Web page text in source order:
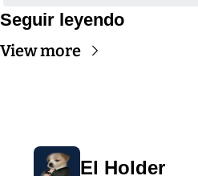
Seguir leyendo
View more
El Holder